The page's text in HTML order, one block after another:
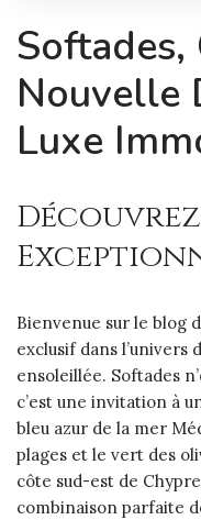
Nouvelle
Luxe
Bienvenue sur le blog
exclusif dans l’univers
ensoleillée. Softades
c’est une invitation à
bleu azur de la mer
plages et le vert des
côte sud-est de
combinaison parfaite